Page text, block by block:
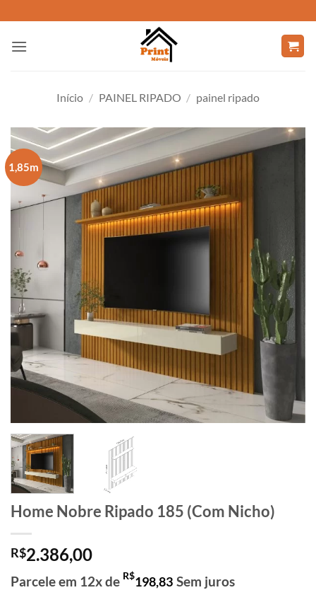
to
content
Início / PAINEL RIPADO / painel ripado
1,85m
Home Nobre Ripado 185 (Com Nicho)
R$2.386,00
Parcele em 12x de R$198,83 Sem juros